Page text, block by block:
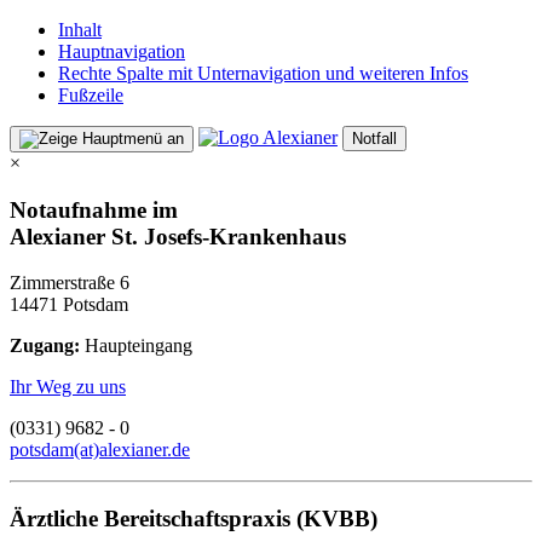
Inhalt
Hauptnavigation
Rechte Spalte mit Unternavigation und weiteren Infos
Fußzeile
Notfall
×
Notaufnahme im
Alexianer St. Josefs-Krankenhaus
Zimmerstraße 6
14471 Potsdam
Zugang: Haupteingang
Ihr Weg zu uns
(0331) 9682 - 0
potsdam(at)alexianer.de
Ärztliche Bereitschaftspraxis (KVBB)